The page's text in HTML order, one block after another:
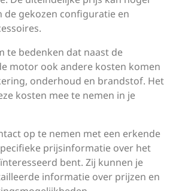
de gekozen configuratie en
te bedenken dat naast de
motor ook andere kosten komen
onderhoud en brandstof. Het
kosten mee te nemen in je
op te nemen met een erkende
prijsinformatie over het
bent. Zij kunnen je
informatie over prijzen en